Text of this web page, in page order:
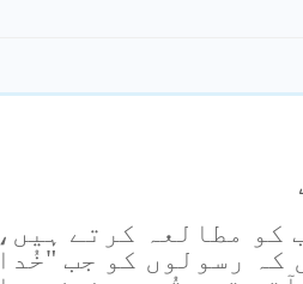
کو مطالعہ کرتے ہیں،
کہ رسولوں کو جب "خُدا